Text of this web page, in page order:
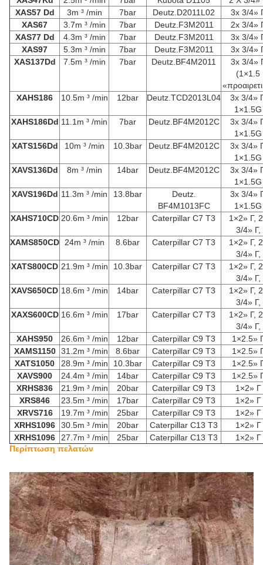
XAS57 Dd
3m ³ /min 7bar Deutz.D2011L02
3x 3/4»
XAS67
3.7m ³ /min 7bar Deutz.F3M2011
2x 3/4»
XAS77 Dd
4.3m ³ /min 7bar Deutz.F3M2011
3x 3/4»
XAS97
5.3m ³ /min 7bar Deutz.F3M2011
3x 3/4»
XAS137Dd
7.5m ³ /min 7bar Deutz.BF4M2011
3x 3/4»
(1×1.5
XAHS186
10.5m ³ /min 12bar Deutz.TCD2013L04
3x 3/4»
1×1.5G
XAHS186Dd 11.1m ³ /min 7bar Deutz.BF4M2012C
3x 3/4»
1×1.5G
XATS156Dd
10m ³ /min 10.3bar Deutz.BF4M2012C
3x 3/4»
1×1.5G
XAVS136Dd
8m ³ /min 14bar Deutz.BF4M2012C
3x 3/4»
1×1.5G
XAVS196Dd 11.3m ³ /min 13.8bar
Deutz.
BF4M1013FC
3x 3/4»
1×1.5G
XAHS710CD 20.6m ³ /min 12bar Caterpillar C7 T3
1×2» Γ,
3/4» Γ,
XAMS850CD
24m ³ /min 8.6bar Caterpillar C7 T3
1×2» Γ,
3/4» Γ,
XATS800CD 21.9m ³ /min 10.3bar Caterpillar C7 T3
1×2» Γ,
3/4» Γ,
XAVS650CD 18.6m ³ /min 14bar Caterpillar C7 T3
1×2» Γ,
3/4» Γ,
XAXS600CD 16.6m ³ /min 17bar Caterpillar C7 T3
1×2» Γ,
3/4» Γ,
XAHS950
26.6m ³ /min 12bar Caterpillar C9 T3
1×2.5»
XAMS1150 31.2m ³ /min 8.6bar Caterpillar C9 T3
1×2.5»
XATS1050
28.9m ³ /min 10.3bar Caterpillar C9 T3
1×2.5»
XAVS900
24.4m ³ /min 14bar Caterpillar C9 T3
1×2.5»
XRHS836
21.9m ³ /min 20bar Caterpillar C9 T3
1×2» Γ
XRS846
23.5m ³ /min 17bar Caterpillar C9 T3
1×2» Γ
XRVS716
19.7m ³ /min 25bar Caterpillar C9 T3
1×2» Γ
XRHS1096
30.5m ³ /min 20bar Caterpillar C13 T3
1×2» Γ
XRHS1096
27.7m ³ /min 25bar Caterpillar C13 T3
1×2» Γ
Περίπτωση πελατών